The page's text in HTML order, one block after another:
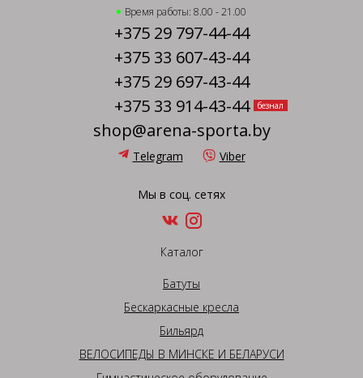
Время работы: 8.00 - 21.00
+375 29 797-44-44
+375 33 607-43-44
+375 29 697-43-44
+375 33 914-43-44
безнал
shop@arena-sporta.by
Telegram Viber
Мы в соц. сетях
Каталог
Батуты
Бескаркасные кресла
Бильярд
ВЕЛОСИПЕДЫ В МИНСКЕ И БЕЛАРУСИ